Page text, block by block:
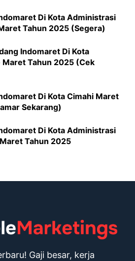
Di Kota Administrasi
Tahun 2025 (Segera)
Indomaret Di Kota
Maret Tahun 2025 (Cek
Di Kota Cimahi Maret
Sekarang)
Di Kota Administrasi
Tahun 2025
Gaji besar, kerja